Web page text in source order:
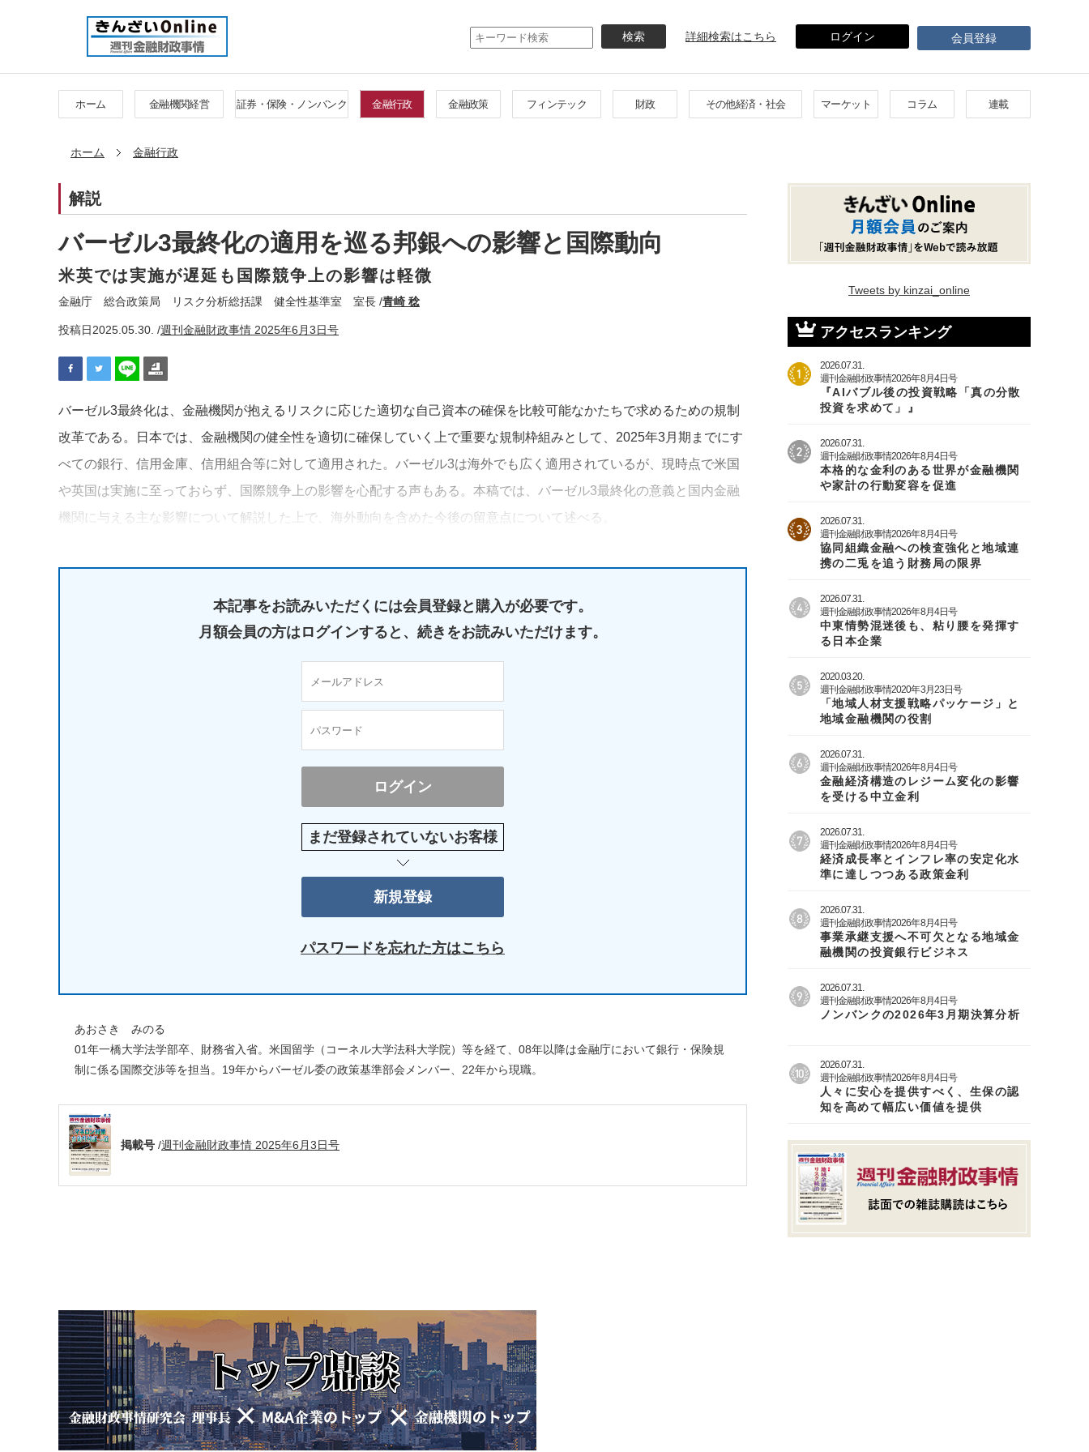
イ
ン
テ
ン
詳細検索はこちら ログイン 会員登録
ホーム 金融機関経営 証券・保険・ノンバンク 金融行政 金融政策 フィンテック 財政 その他経済・社会 マーケット コラム 連載
ホーム 金融行政
解説
バーゼル3最終化の適用を巡る邦銀への影響と国際動向
米英では実施が遅延も国際競争上の影響は軽微
金融庁 総合政策局 リスク分析総括課 健全性基準室 室長 /青崎 稔
投稿日2025.05.30. /週刊金融財政事情 2025年6月3日号
バーゼル3最終化は、金融機関が抱えるリスクに応じた適切な自己資本の確保を比較可能なかたちで求めるための規制
改革である。日本では、金融機関の健全性を適切に確保していく上で重要な規制枠組みとして、2025年3月期までにす
べての銀行、信用金庫、信用組合等に対して適用された。バーゼル3は海外でも広く適用されているが、現時点で米国
や英国は実施に至っておらず、国際競争上の影響を心配する声もある。本稿では、バーゼル3最終化の意義と国内金融
機関に与える主な影響について解説した上で、海外動向を含めた今後の留意点について述べる。
本記事をお読みいただくには会員登録と購入が必要です。
月額会員の方はログインすると、 続きをお読みいただけます。
まだ登録されていないお客様
パスワードを忘れた方はこちら
あおさき みのる
01年一橋大学法学部卒、財務省入省。米国留学（コーネル大学法科大学院）等を経て、08年以降は金融庁において銀行・保険規
制に係る国際交渉等を担当。19年からバーゼル委の政策基準部会メンバー、22年から現職。
掲載号 /週刊金融財政事情 2025年6月3日号
Tweets by kinzai_online
アクセスランキング
2026.07.31.
週刊金融財政事情2026年8月4日号
『AIバブル後の投資戦略「真の分散
投資を求めて」』
2026.07.31.
週刊金融財政事情2026年8月4日号
本格的な金利のある世界が金融機関
や家計の行動変容を促進
2026.07.31.
週刊金融財政事情2026年8月4日号
協同組織金融への検査強化と地域連
携の二兎を追う財務局の限界
2026.07.31.
週刊金融財政事情2026年8月4日号
中東情勢混迷後も、粘り腰を発揮す
る日本企業
2020.03.20.
週刊金融財政事情2020年3月23日号
「地域人材支援戦略パッケージ」と
地域金融機関の役割
2026.07.31.
週刊金融財政事情2026年8月4日号
金融経済構造のレジーム変化の影響
を受ける中立金利
2026.07.31.
週刊金融財政事情2026年8月4日号
経済成長率とインフレ率の安定化水
準に達しつつある政策金利
2026.07.31.
週刊金融財政事情2026年8月4日号
事業承継支援へ不可欠となる地域金
融機関の投資銀行ビジネス
2026.07.31.
週刊金融財政事情2026年8月4日号
ノンバンクの2026年3月期決算分析
2026.07.31.
週刊金融財政事情2026年8月4日号
人々に安心を提供すべく、生保の認
知を高めて幅広い価値を提供